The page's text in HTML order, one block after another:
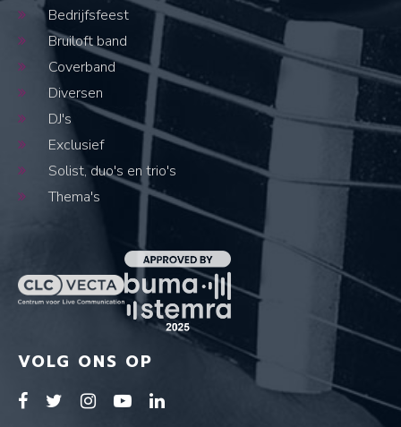
Bedrijfsfeest
Bruiloft band
Coverband
Diversen
DJ's
Exclusief
Solist, duo's en trio's
Thema's
VOLG ONS OP